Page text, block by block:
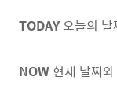
TODAY오늘의 날
NOW 현재 날짜